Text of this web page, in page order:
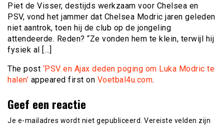
Piet de Visser, destijds werkzaam voor Chelsea en
PSV, vond het jammer dat Chelsea Modric jaren geleden
niet aantrok, toen hij de club op de jongeling
attendeerde. Reden? “Ze vonden hem te klein, terwijl hij
fysiek al […]
The post ‘PSV en Ajax deden poging om Luka Modric te
halen’ appeared first on Voetbal4u.com.
Geef een reactie
Je e-mailadres wordt niet gepubliceerd. Vereiste velden zijn